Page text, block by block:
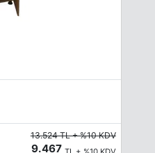
13.524 TL + %10 KDV
9.467